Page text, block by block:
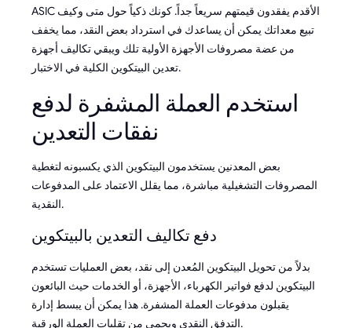
ASIC الأقدم يفقدون قيمتهم سريعاً جداً. كونك ذكياً حول متى وكيف
تبيع معداتك يمكن أن يساعدك في استرداد بعض النقد، مما يخفف
من عضة مصروفات الأجهزة الأولية تلك ويبقي تكاليف أجهزة
تعدين البيتكوين الكلية في الاختبار.
استخدم العملة المشفرة لدفع
نفقات التعدين
بعض المعدنين يستخدمون البيتكوين الذي يكسبونه لتغطية
المصروفات التشغيلية مباشرة، مما يقلل الاعتماد على المدفوعات
النقدية.
دفع تكاليف التعدين بالبيتكوين
بدلاً من تحويل البيتكوين المُعدن إلى نقد، بعض العمليات تستخدم
البيتكوين لدفع فواتير الكهرباء، الأجهزة، أو الخدمات حيث البائعون
يقبلون مدفوعات العملة المشفرة. هذا يمكن أن يبسط إدارة
التدفق النقدي ويحمي من تقلبات العملة الورقية.